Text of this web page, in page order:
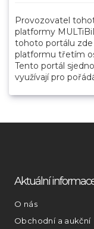
Provozovatel
platformy
tohoto portálu zde
platformu třetím
Tento portál
využívají pro
Aktuální
O nás
Obchodní a aukční